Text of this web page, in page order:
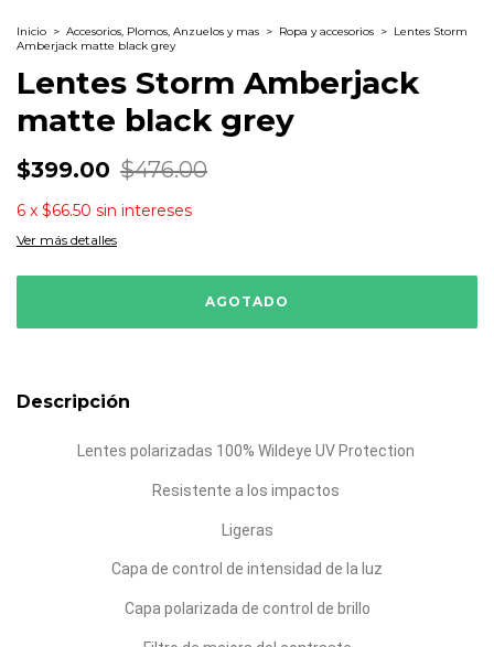
Inicio > Accesorios, Plomos, Anzuelos y mas > Ropa y accesorios > Lentes Storm
Amberjack matte black grey
Lentes Storm Amberjack
matte black grey
$399.00 $476.00
6 x $66.50 sin intereses
Ver más detalles
Descripción
Lentes polarizadas 100% Wildeye UV Protection
Resistente a los impactos
Ligeras
Capa de control de intensidad de la luz
Capa polarizada de control de brillo